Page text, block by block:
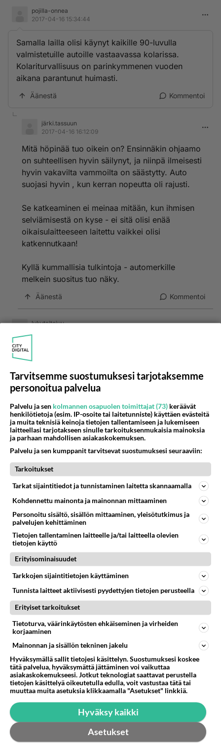
pojilla-onnea
2017-04-16 15:34:44
Samalla lailla olisi käynyt kaikille 90-luvulla
valmistetuille autoille vastaavassa kolarissa.
Kolariturvallisuus on parinkymmenen vuoden
aikana parantunut huimasti.
Äänestä Kommentoi
järki.tassuun
2017-04-16 16:12:09
Mitä höpinää tuo oikein on? Ensinnäkin ohjaamo
on suhteellisen hyvin säilynyt, ja niinpä ilmeisesti
hyvin vakavilta vammoilta on säästytty. Auto
suojasi hyvin , kun kerran nopeutta oli rajusti.
Se katkeaminen ei meinaa mitään, kun ihmisen
selviämisestä on kyse - ei sitä olisi enää
oikaisulaitteeseen laitettu vaikkei olisi
katkennutkaan!
Kyllä kummallisia tulkintoja - automerkille
melkein suositus tuo näky.
Äänestä Kommentoi
lukutaitojuu
Ei tietoa tilasta? Siinähän lukee noin:
"Kaikki kolme vietiin ambulanssilla hoitoon ja he
ovat sairaalassa tarkkailussa. Heidän
vammoistaan ei ole tällä hetkellä tarkempaa tietoa.
Köykän mukaan poliisi on menossa tapaamaan
heitä torstaina aamupäivällä."
Kommentoi aloitusta...
Ketjusta on poistettu0sääntöjenvastaista viestiä.
Takaisin ylös
LUETUIMMAT KESKUSTELUT
PÄIVÄ VIIKKO KUUKAUSI
Mitä tuot pöytään parisuhteessa?
04.08.2026 16:53
Sinkut
375
Martinan bisneksillä ei mene hyvin
05.08.2026 05:51
Kotimaiset julkkisjuorut
251
979
2 km on nykyään liian pitkä koulumatka
Hesarissa päivitellään lapset joutuu nyt kulkemaan 2 km kouluun jösses. Ruostefillarilla tuo matka menee vaikka miten äk
04.08.2026 10:07
Lieksa
Tiesitkö? Martina Aitolehden isäpuoli on tämä suosittu laulaja
05.08.2026 07:23
Kotimaiset julkkisjuorut
28
815
Tarvitsemme suostumuksesi tarjotaksemme
personoitua palvelua
Palvelu ja sen kolmannen osapuolen toimittajat (73) keräävät
henkilötietoja (esim. IP-osoite tai laitetunniste) käyttäen evästeitä
ja muita teknisiä keinoja tietojen tallentamiseen ja lukemiseen
laitteellasi tarjotakseen sinulle tarkoituksenmukaisia mainoksia
ja parhaan mahdollisen asiakaskokemuksen.
Palvelu ja sen kumppanit tarvitsevat suostumuksesi seuraaviin:
Tarkoitukset
Tarkat sijaintitiedot ja tunnistaminen laitetta skannaamalla
Kohdennettu mainonta ja mainonnan mittaaminen
Personoitu sisältö, sisällön mittaaminen, yleisötutkimus ja
palvelujen kehittäminen
Tietojen tallentaminen laitteelle ja/tai laitteella olevien
tietojen käyttö
Erityisominaisuudet
Tarkkojen sijaintitietojen käyttäminen
Tunnista laitteet aktiivisesti pyydettyjen tietojen perusteella
Erityiset tarkoitukset
Tietoturva, väärinkäytösten ehkäiseminen ja virheiden
korjaaminen
Mainonnan ja sisällön tekninen jakelu
Hyväksymällä sallit tietojesi käsittelyn. Suostumuksesi koskee
tätä palvelua, hyväksymättä jättäminen voi vaikuttaa
asiakaskokemukseesi. Jotkut teknologiat saattavat perustella
tietojen käsittelyä oikeutetulla edulla, voit vastustaa tätä tai
muuttaa muita asetuksia klikkaamalla "Asetukset" linkkiä.
Hyväksy kaikki
Asetukset